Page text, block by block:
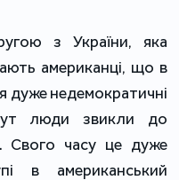
з України, яка
американці, що в
дуже недемократичні
люди звикли до
Свого часу це дуже
в американський